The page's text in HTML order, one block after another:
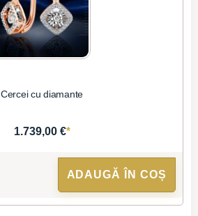
Cercei cu diamante
1.739,00 €*
ADAUGĂ ÎN COȘ